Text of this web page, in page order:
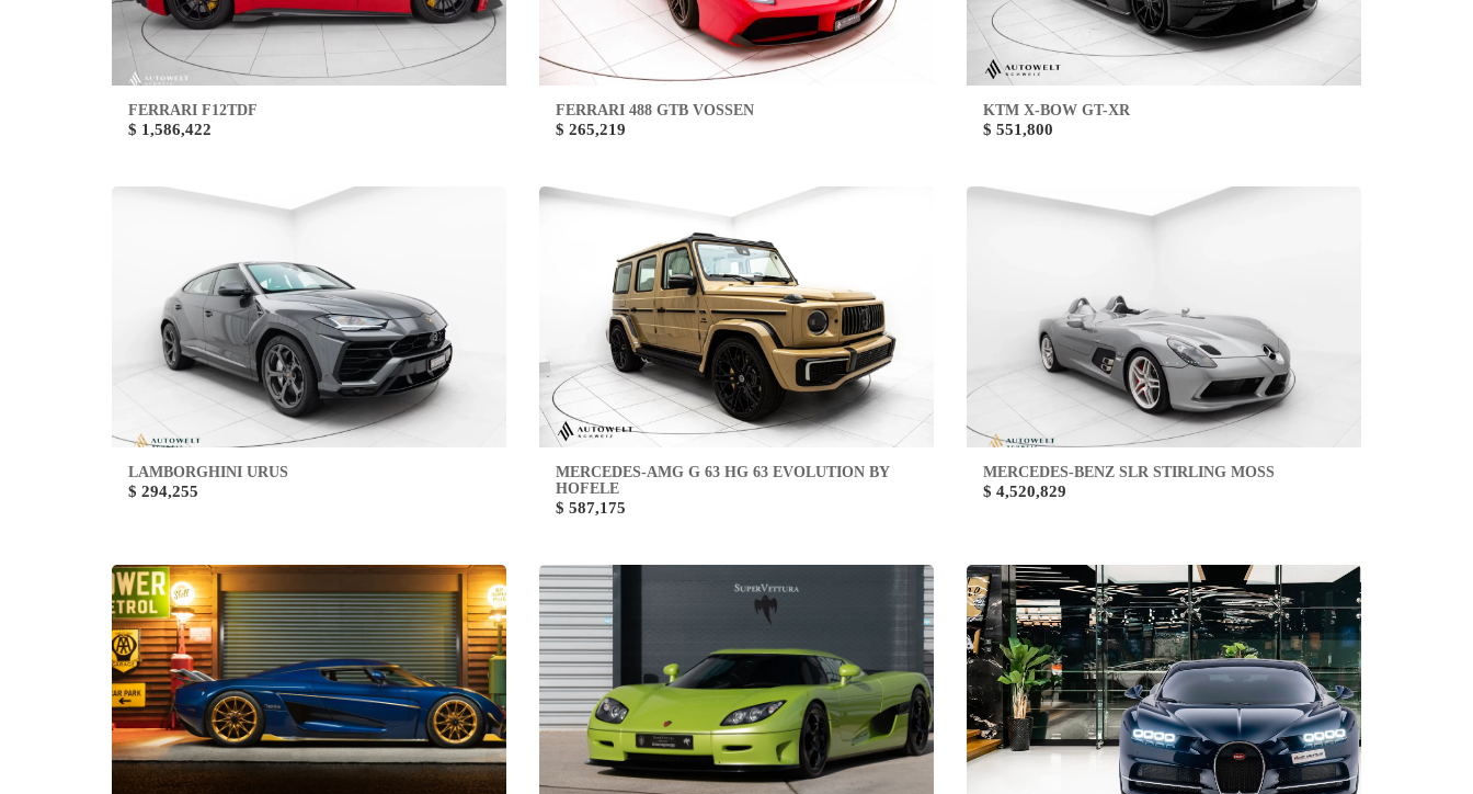
FERRARI F12TDF
$ 1,586,422
FERRARI 488 GTB VOSSEN
$ 265,219
KTM X-BOW GT-XR
$ 551,800
LAMBORGHINI URUS
$ 294,255
MERCEDES-AMG G 63 HG 63 EVOLUTION BY
HOFELE
$ 587,175
MERCEDES-BENZ SLR STIRLING MOSS
$ 4,520,829